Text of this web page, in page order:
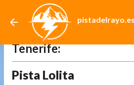
pistadelrayo.es
Catálogo de Pistas de
Tenerife:
Pista Lolita